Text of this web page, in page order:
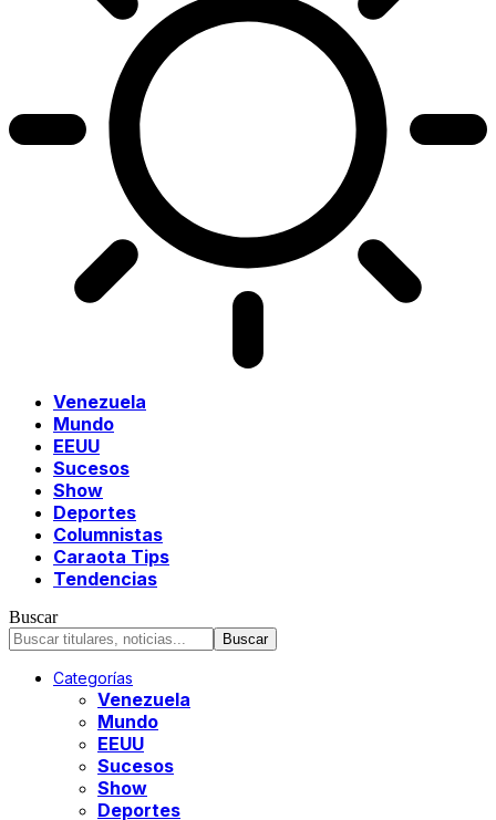
Venezuela
Mundo
EEUU
Sucesos
Show
Deportes
Columnistas
Caraota Tips
Tendencias
Buscar
Categorías
Venezuela
Mundo
EEUU
Sucesos
Show
Deportes